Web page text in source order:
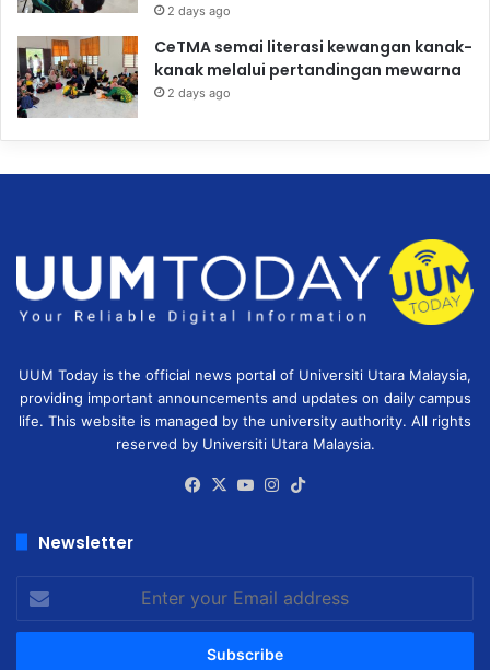
2 days ago
CeTMA semai literasi kewangan kanak-
kanak melalui pertandingan mewarna
2 days ago
UUM Today is the official news portal of Universiti Utara Malaysia,
providing important announcements and updates on daily campus
life. This website is managed by the university authority. All rights
reserved by Universiti Utara Malaysia.
Facebook
X YouTubeInstagram
Newsletter
your
Email